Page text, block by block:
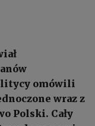
omówili
wraz z
Polski. Cały